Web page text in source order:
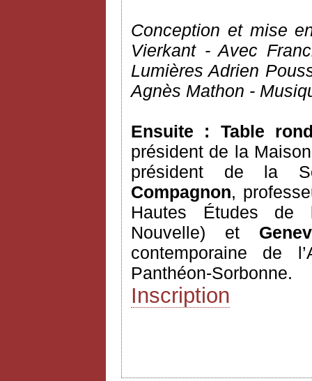
Conception et mise
Vierkant - Avec
Lumières Adrien
Agnès Mathon -
Ensuite : Table
président de la
président de la
Compagnon,
Hautes Études de
Nouvelle) et
contemporaine de
Panthéon-Sorbonne.
Inscription